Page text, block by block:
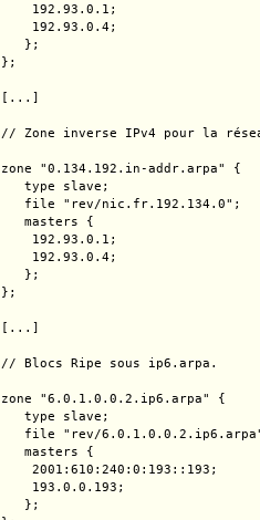
    192.93.0.1;
    192.93.0.4;
   };
};
[...]
// Zone inverse IPv4 pour la
zone "0.134.192.in-addr.arpa" {
   type slave;
   file "rev/nic.fr.192.134.0";
   masters {
    192.93.0.1;
    192.93.0.4;
   };
};
[...]
// Blocs Ripe sous ip6.arpa.
zone "6.0.1.0.0.2.ip6.arpa" {
   type slave;
file "rev/
   masters {
    2001:610:240:0:193::193;
    193.0.0.193;
   };